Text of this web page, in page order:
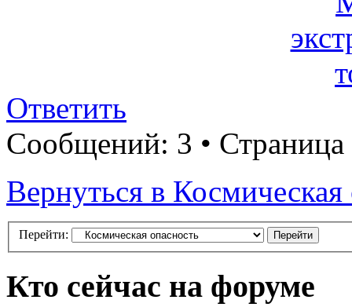
Ответить
Сообщений: 3 • Страница
Вернуться в Космическая
Перейти:
Кто сейчас на форуме